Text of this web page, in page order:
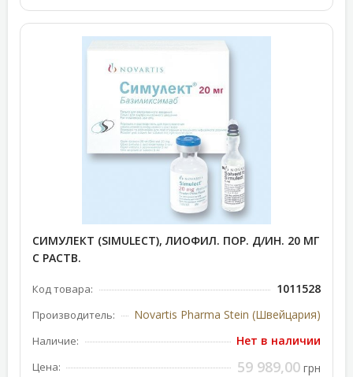
СИМУЛЕКТ (SIMULECT), ЛИОФИЛ. ПОР. Д/ИН. 20 МГ
С РАСТВ.
Код товара: 1011528
Производитель: Novartis Pharma Stein (Швейцария)
Наличие: Нет в наличии
Цена: 59 989,00 грн